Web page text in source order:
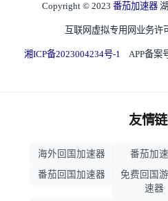
Copyright © 2023 番茄加速器
互联网虚拟专用网业务许
湘ICP备2023004234号-1 APP备案
友情
海外回国加速器 番茄加
番茄回国加速器
免费回国
速器